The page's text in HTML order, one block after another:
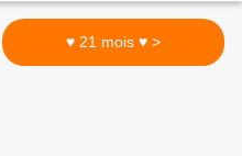
♥ 21 mois ♥ >